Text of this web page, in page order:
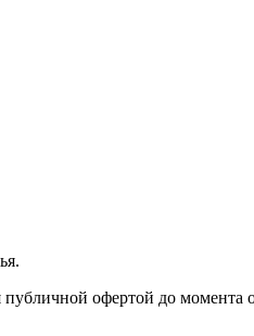
офертой до момента